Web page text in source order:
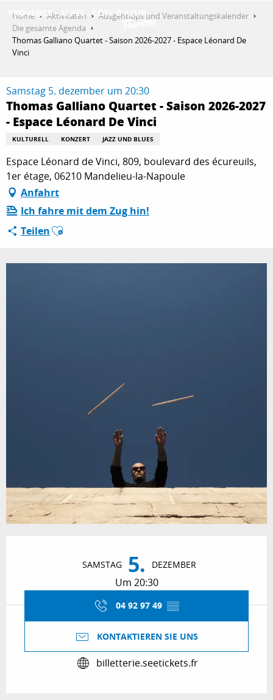
contenu
principal
ENTDECKEN
AKTIVITÄTEN
AUFENTHALT
ESPACE PRO
Home Aktivitäten
Ausgehtipps und Veranstaltungskalender
Die gesamte Agenda
Thomas Galliano Quartet - Saison 2026-2027 - Espace Léonard De
Vinci
Samstag 5. dezember um 20:30
Thomas Galliano Quartet - Saison 2026-2027
- Espace Léonard De Vinci
KULTURELL KONZERT JAZZ UND BLUES
Espace Léonard de Vinci, 809, boulevard des écureuils,
1er étage, 06210 Mandelieu-la-Napoule
Anfahrt
Ich fahre mit dem Zug hin!
TeilenAjouter aux favoris
SAMSTAG 5. DEZEMBER
Um 20:30
04 92 97 49 ▒▒
KONTAKTIEREN SIE UNS
billetterie.seetickets.fr